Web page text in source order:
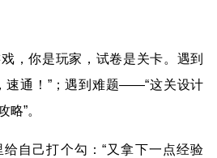
，你是玩家，试卷是关卡。遇到
通！”；遇到难题——“这关设计
”。
自己打个勾：“又拿下一点经验